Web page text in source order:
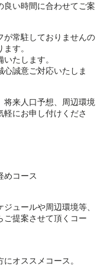
良い時間に合わせてご案
が常駐しておりませんの
す。
たします。
誠意ご対応いたしま
将来人口予想、周辺環境
軽にお申し付けくださ
めコース
ュールや周辺環境等、
ご提案させて頂くコー
オススメコース。